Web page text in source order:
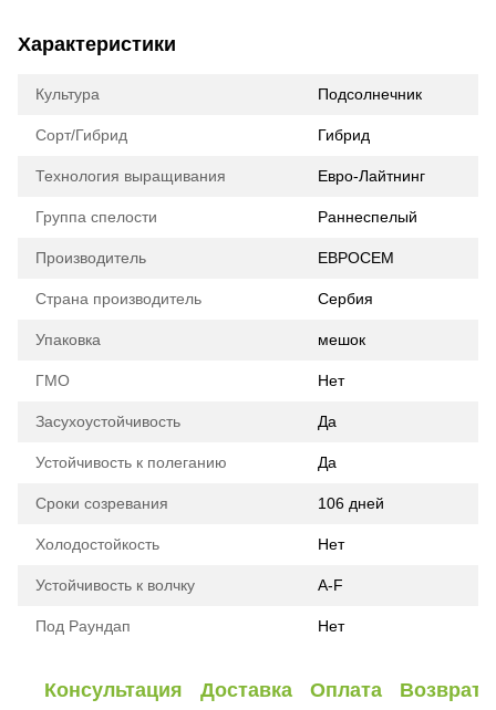
Характеристики
Культура Подсолнечник
Сорт/Гибрид Гибрид
Технология выращивания Евро-Лайтнинг
Группа спелости Раннеспелый
Производитель ЕВРОСЕМ
Страна производитель Сербия
Упаковка мешок
ГМО Нет
Засухоустойчивость Да
Устойчивость к полеганию Да
Сроки созревания 106 дней
Холодостойкость Нет
Устойчивость к волчку А-F
Под Раундап Нет
Консультация Доставка Оплата Возврат